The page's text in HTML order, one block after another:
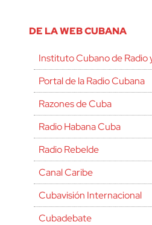
DE LA WEB CUBANA
Instituto Cubano de Radio
Portal de la Radio Cubana
Razones de Cuba
Radio Habana Cuba
Radio Rebelde
Canal Caribe
Cubavisión Internacional
Cubadebate